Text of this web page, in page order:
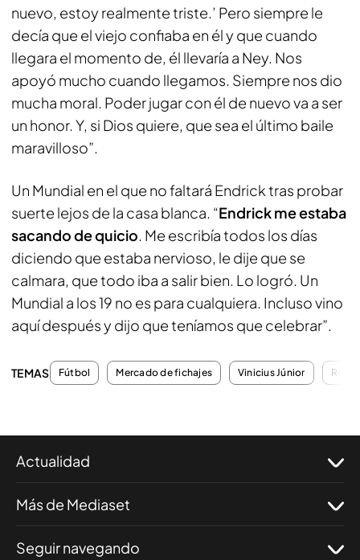
nuevo, estoy realmente triste.’ Pero siempre le
decía que el viejo confiaba en él y que cuando
llegara el momento de, él llevaría a Ney. Nos
apoyó mucho cuando llegamos. Siempre nos dio
mucha moral. Poder jugar con él de nuevo va a ser
un honor. Y, si Dios quiere, que sea el último baile
maravilloso”.
Un Mundial en el que no faltará Endrick tras probar
suerte lejos de la casa blanca. “Endrick me estaba
sacando de quicio. Me escribía todos los días
diciendo que estaba nervioso, le dije que se
calmara, que todo iba a salir bien. Lo logró. Un
Mundial a los 19 no es para cualquiera. Incluso vino
aquí después y dijo que teníamos que celebrar”.
TEMAS Fútbol Mercado de fichajes Vinicius Júnior
Actualidad
Más de Mediaset
Seguir navegando